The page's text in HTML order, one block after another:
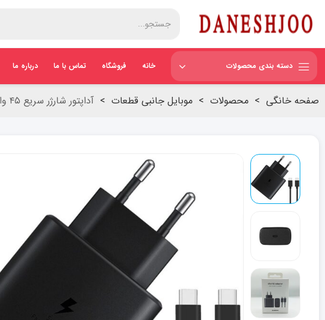
دسته بندی محصولات خانه فروشگاه تماس با ما درباره ما
صفحه خانگی > محصولات > موبایل جانبی قطعات > آداپتور شارژر سریع ۴۵ وات سامسونگ مشکی Samsung 45W PD Adapter